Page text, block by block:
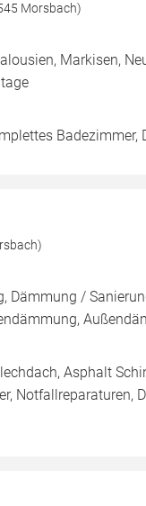
Morsbach)
Markisen,
Badezimmer,
Dämmung /
Asphalt